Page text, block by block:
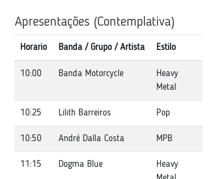
Apresentações (Contemplativa)
Horário Banda / Grupo / Artista Estilo
10:00 Banda Motorcycle
Heavy
Metal
10:25 Lilith Barreiros Pop
10:50 André Dalla Costa MPB
11:15 Dogma Blue
Heavy